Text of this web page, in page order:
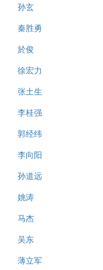
孙玄
秦胜勇
於俊
徐宏力
张土生
李桂强
郭经纬
李向阳
孙道远
姚涛
马杰
吴东
薄立军